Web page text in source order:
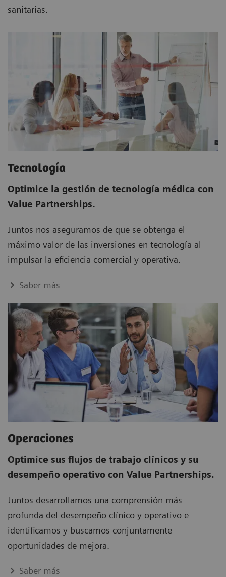
sanitarias.
Tecnología
Optimice la gestión de tecnología médica con
Value Partnerships.
Juntos nos aseguramos de que se obtenga el
máximo valor de las inversiones en tecnología al
impulsar la eficiencia comercial y operativa.
Saber más
Operaciones
Optimice sus flujos de trabajo clínicos y su
desempeño operativo con Value Partnerships.
Juntos desarrollamos una comprensión más
profunda del desempeño clínico y operativo e
identificamos y buscamos conjuntamente
oportunidades de mejora.
Saber más